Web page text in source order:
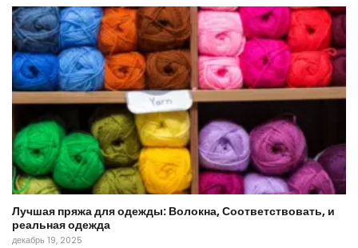
Лучшая пряжа для одежды: Волокна, Соответствовать, и
реальная одежда
декабрь 19, 2025